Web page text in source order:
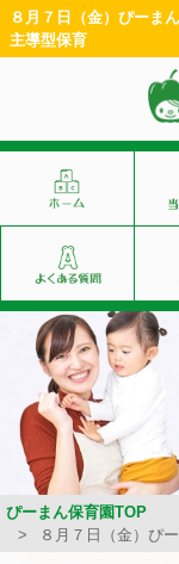
８月７日（金）ぴーま
主導型保育
ぴーまん保育園TOP
８月７日（金）ぴ